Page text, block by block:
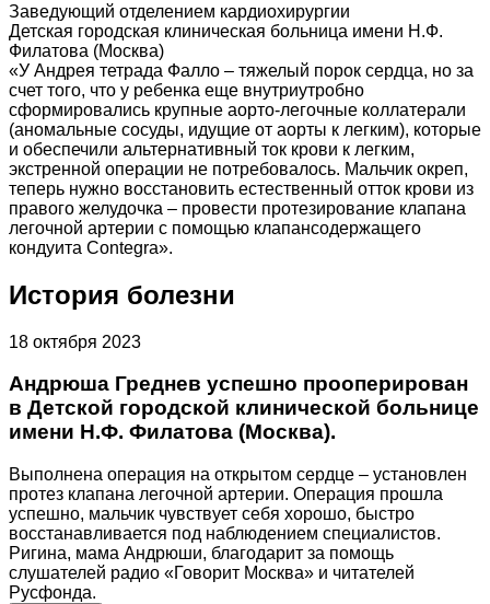
Заведующий отделением кардиохирургии
Детская городская клиническая больница имени Н.Ф.
Филатова (Москва)
«У Андрея тетрада Фалло – тяжелый порок сердца, но за
счет того, что у ребенка еще внутриутробно
сформировались крупные аорто-легочные коллатерали
(аномальные сосуды, идущие от аорты к легким), которые
и обеспечили альтернативный ток крови к легким,
экстренной операции не потребовалось. Мальчик окреп,
теперь нужно восстановить естественный отток крови из
правого желудочка – провести протезирование клапана
легочной артерии с помощью клапансодержащего
кондуита Contegra».
История болезни
18 октября 2023
Андрюша Греднев успешно прооперирован
в Детской городской клинической больнице
имени Н.Ф. Филатова (Москва).
Выполнена операция на открытом сердце – установлен
протез клапана легочной артерии. Операция прошла
успешно, мальчик чувствует себя хорошо, быстро
восстанавливается под наблюдением специалистов.
Ригина, мама Андрюши, благодарит за помощь
слушателей радио «Говорит Москва» и читателей
Русфонда.